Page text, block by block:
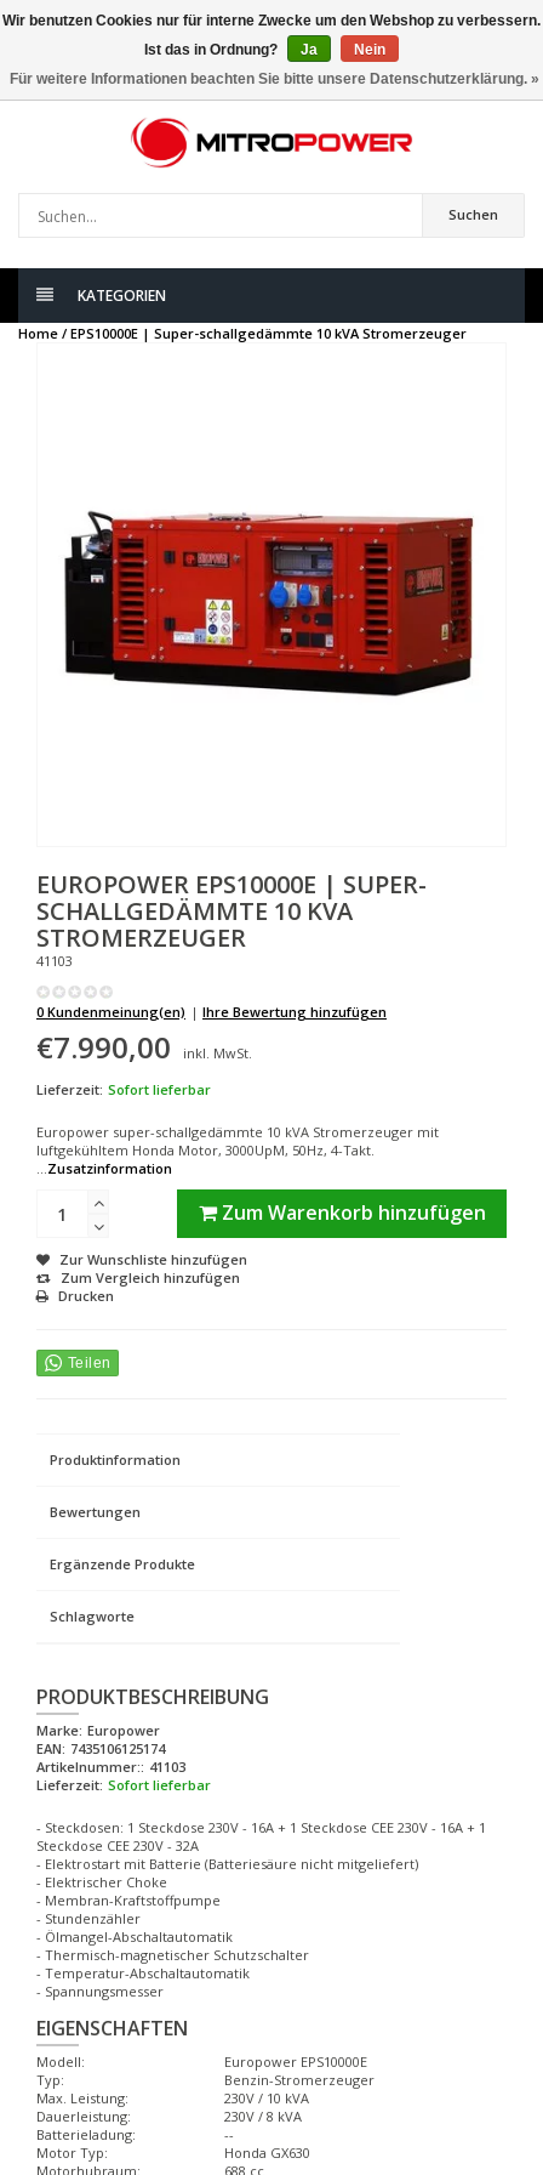
artikel
Suchen
KATEGORIEN
Home / EPS10000E | Super-schallgedämmte 10 kVA Stromerzeuger
EUROPOWER EPS10000E | SUPER-
SCHALLGEDÄMMTE 10 KVA
STROMERZEUGER
41103
0 Kundenmeinung(en) | Ihre Bewertung hinzufügen
€7.990,00
inkl. MwSt.
Lieferzeit: Sofort lieferbar
Europower super-schallgedämmte 10 kVA Stromerzeuger mit
luftgekühltem Honda Motor, 3000UpM, 50Hz, 4-Takt.
...Zusatzinformation
Zum Warenkorb hinzufügen
Zur Wunschliste hinzufügen
Zum Vergleich hinzufügen
Drucken
Produktinformation
Bewertungen
Ergänzende Produkte
Schlagworte
PRODUKTBESCHREIBUNG
Marke: Europower
EAN: 7435106125174
Artikelnummer:: 41103
Lieferzeit: Sofort lieferbar
- Steckdosen: 1 Steckdose 230V - 16A + 1 Steckdose CEE 230V - 16A + 1
Steckdose CEE 230V - 32A
- Elektrostart mit Batterie (Batteriesäure nicht mitgeliefert)
- Elektrischer Choke
- Membran-Kraftstoffpumpe
- Stundenzähler
- Ölmangel-Abschaltautomatik
- Thermisch-magnetischer Schutzschalter
- Temperatur-Abschaltautomatik
- Spannungsmesser
EIGENSCHAFTEN
Modell:
Europower EPS10000E
Typ:
Benzin-Stromerzeuger
Max. Leistung:
230V / 10 kVA
Dauerleistung:
230V / 8 kVA
Batterieladung:
--
Motor Typ:
Honda GX630
Motorhubraum:
688 cc
Wir benutzen Cookies nur für interne Zwecke um den Webshop zu verbessern.
Ist das in Ordnung?
Ja
Nein
Für weitere Informationen beachten Sie bitte unsere Datenschutzerklärung. »